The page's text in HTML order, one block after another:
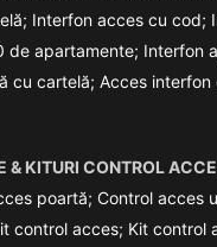
Interfon acces cu cod;
de apartamente; Interfon
cu cartelă; Acces interfon
& KITURI CONTROL
poartă; Control acces
control acces; Kit control